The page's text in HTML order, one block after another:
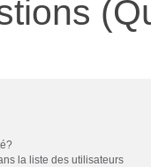
la liste des utilisateurs